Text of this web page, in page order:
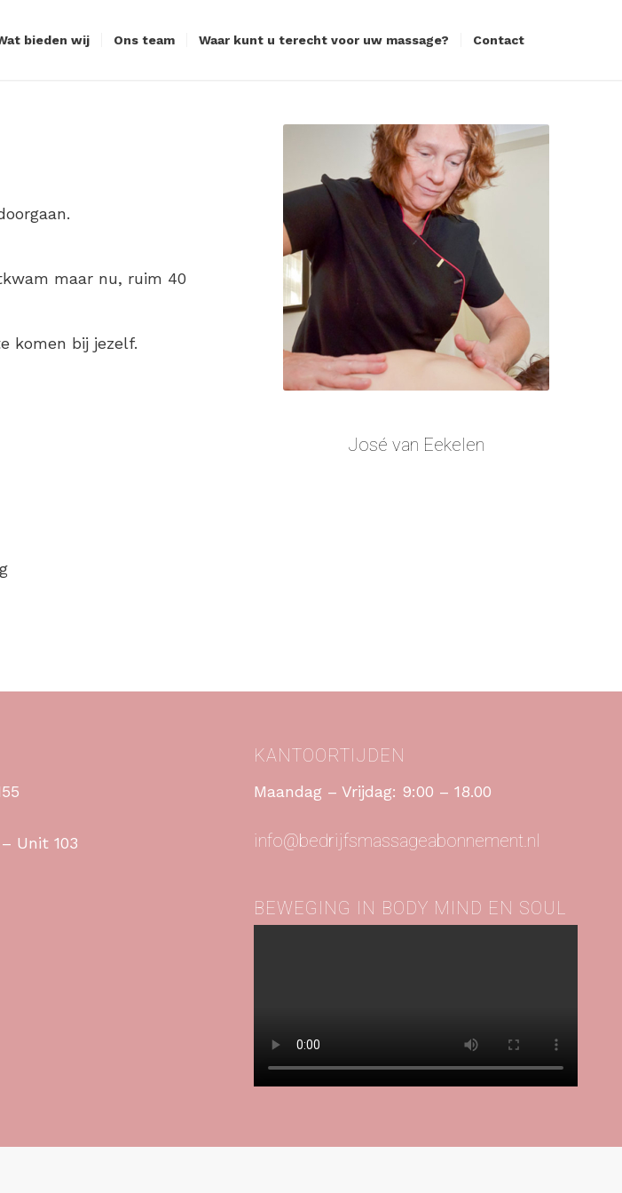
bieden wij Ons team Waar kunt u terecht voor uw massage? Contact
maar nu, ruim 40
komen bij jezelf.
José van Eekelen
Unit 103
KANTOORTIJDEN
Maandag – Vrijdag: 9:00 – 18.00
info@bedrijfsmassageabonnement.nl
BEWEGING IN BODY MIND EN SOUL